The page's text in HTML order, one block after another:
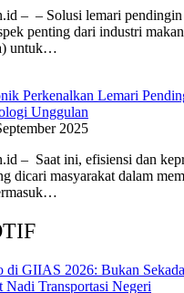
– – Solusi lemari pendingin
penting dari industri
untuk…
Perkenalkan Lemari
Unggulan
2025
– Saat ini, efisiensi dan
dicari masyarakat dalam